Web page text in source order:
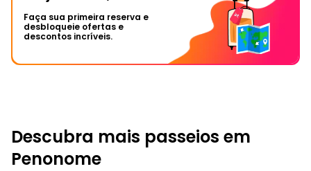
Faça sua primeira reserva e
desbloqueie ofertas e
descontos incríveis.
Descubra mais passeios em
Penonome